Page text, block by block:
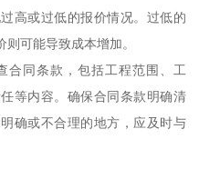
高或过低的报价情况。过低的
可能导致成本增加。
合同条款，包括工程范围、工
等内容。确保合同条款明确清
确或不合理的地方，应及时与